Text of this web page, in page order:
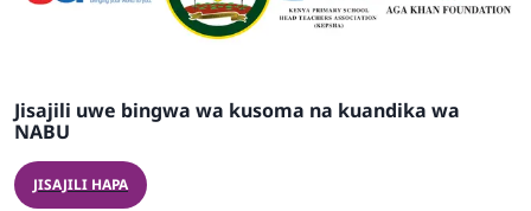
Jisajili uwe bingwa wa kusoma na kuandika wa
NABU
JISAJILI HAPA